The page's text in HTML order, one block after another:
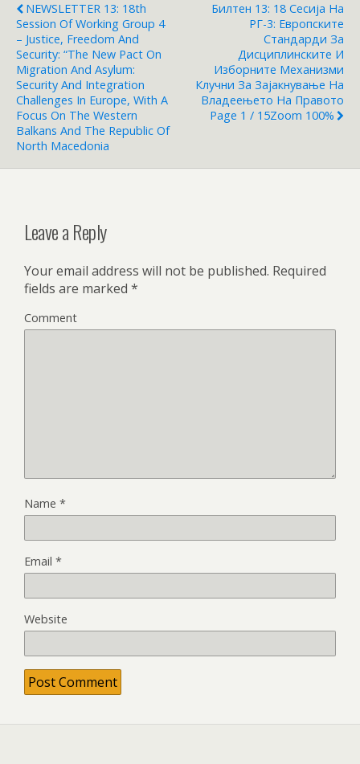
NEWSLETTER 13: 18th
Session Of Working Group 4
– Justice, Freedom And
Security: “The New Pact On
Migration And Asylum:
Security And Integration
Challenges In Europe, With A
Focus On The Western
Balkans And The Republic Of
North Macedonia
Билтен 13: 18 Сесија На
РГ-3: Европските
Стандарди За
Дисциплинските И
Изборните Механизми
Клучни За Зајакнување На
Владеењето На Правото
Page 1 / 15Zoom 100%
Leave a Reply
Your email address will not be published. Required
fields are marked *
Comment
Name *
Email *
Website